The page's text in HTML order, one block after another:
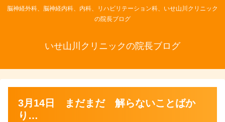
脳神経外科、脳神経内科、内科、リハビリテーション科、いせ山川クリニック
の院長ブログ
いせ山川クリニックの院長ブログ
3月14日 まだまだ 解らないことばか
り…